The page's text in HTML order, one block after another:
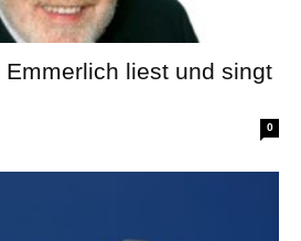
liest und singt
0